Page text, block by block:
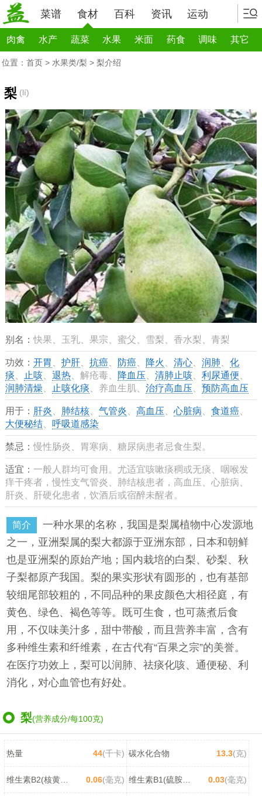
菜谱 食材 百科 资讯 运动
肉禽 水产 蔬菜 水果 米面 药食 调味 其它
位置： 首页 > 水果类/梨 > 梨介绍
梨 (lí)
别名：快果、玉乳、果宗、蜜父、雪梨、香水梨、青梨
功效： 开胃 护肝、 抗癌、 防癌、 降火 清心、 润肺
化
痰
止咳、 退热、解疮毒、 降血压 清肺止咳、 利尿通便
润肺清燥
止咳化痰 、养血生肌、 治疗高血压 预防高血压
用于： 肝炎 肺结核、 气管炎 高血压 心脏病 食道癌、
大便秘结、 呼吸道感染
禁忌： 慢性肠炎、胃寒病、糖尿病患者忌食生梨。
适宜： 一般人群均可食用。尤适宜咳嗽痰稠或无痰、咽喉发
痒干疼者，慢性支气管炎、肺结核患者，高血压、心脏病、
肝炎、肝硬化患者，饮酒后或宿醉未醒者。
简介
一种水果的名称，我国是梨属植物中心发源地
之一，亚洲梨属的梨大都源于亚洲东部，日本和朝鲜
也是亚洲梨的原始产地；国内栽培的白梨、砂梨、秋
子梨都原产我国。梨的果实形状有圆形的，也有基部
较细尾部较粗的，不同品种的果皮颜色大相径庭，有
黄色、绿色、褐色等等。既可生食，也可蒸煮后食
用，不仅味美汁多，甜中带酸，而且营养丰富，含有
多种维生素和纤维素，在古代有“百果之宗”的美誉。
在医疗功效上，梨可以润肺、祛痰化咳、通便秘、利
消化，对心血管也有好处。
梨(营养成分/每100克)
热量 44(千卡) 碳水化合物 13.3(克)
维生素B2(核黄素) 0.06(毫克) 维生素B1(硫胺素) 0.03(毫克)